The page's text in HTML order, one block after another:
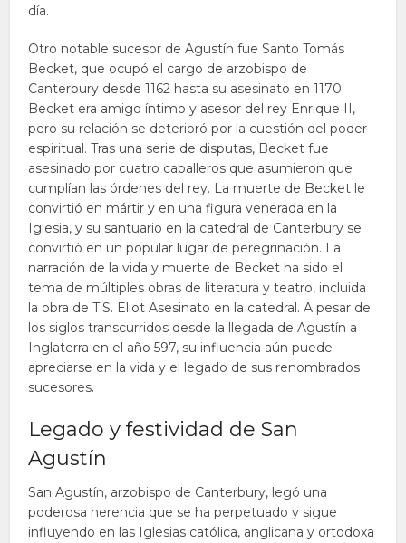
día.
Otro notable sucesor de Agustín fue Santo Tomás
Becket, que ocupó el cargo de arzobispo de
Canterbury desde 1162 hasta su asesinato en 1170.
Becket era amigo íntimo y asesor del rey Enrique II,
pero su relación se deterioró por la cuestión del poder
espiritual. Tras una serie de disputas, Becket fue
asesinado por cuatro caballeros que asumieron que
cumplían las órdenes del rey. La muerte de Becket le
convirtió en mártir y en una figura venerada en la
Iglesia, y su santuario en la catedral de Canterbury se
convirtió en un popular lugar de peregrinación. La
narración de la vida y muerte de Becket ha sido el
tema de múltiples obras de literatura y teatro, incluida
la obra de T.S. Eliot Asesinato en la catedral. A pesar de
los siglos transcurridos desde la llegada de Agustín a
Inglaterra en el año 597, su influencia aún puede
apreciarse en la vida y el legado de sus renombrados
sucesores.
Legado y festividad de San
Agustín
San Agustín, arzobispo de Canterbury, legó una
poderosa herencia que se ha perpetuado y sigue
influyendo en las Iglesias católica, anglicana y ortodoxa